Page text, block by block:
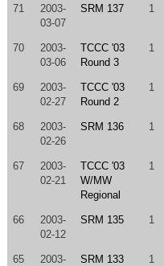
71
2003-
03-07
SRM 137 1
70
2003-
03-06
TCCC '03
Round 3
1
69
2003-
02-27
TCCC '03
Round 2
1
68
2003-
02-26
SRM 136 1
67
2003-
02-21
TCCC '03
W/MW
Regional
1
66
2003-
02-12
SRM 135 1
65
2003-
SRM 133 1